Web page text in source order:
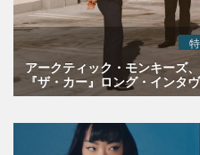
アークティック・モンキーズ
『ザ・カー』ロング・インタ